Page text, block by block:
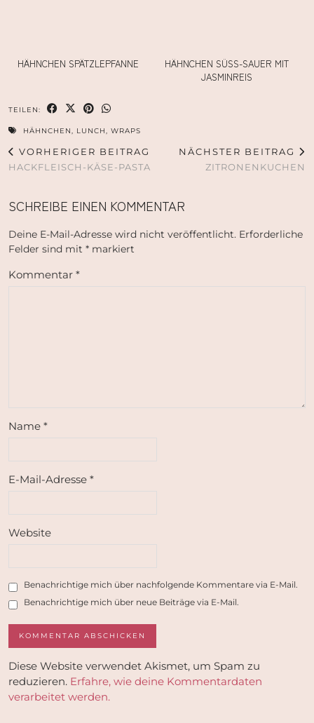
HÄHNCHEN SPÄTZLEPFANNE
HÄHNCHEN SÜSS-SAUER MIT J
ASMINREIS
TEILEN:
HÄHNCHEN LUNCH WRAPS
VORHERIGER BEITRAG
HACKFLEISCH-KÄSE-PASTA
NÄCHSTER BEITRAG
ZITRONENKUCHEN
SCHREIBE EINEN KOMMENTAR
Deine E-Mail-Adresse wird nicht veröffentlicht. Erforderliche
Felder sind mit * markiert
Kommentar *
Name *
E-Mail-Adresse *
Website
Benachrichtige mich über nachfolgende Kommentare via E-Mail.
Benachrichtige mich über neue Beiträge via E-Mail.
Diese Website verwendet Akismet, um Spam zu
reduzieren. Erfahre, wie deine Kommentardaten
verarbeitet werden.